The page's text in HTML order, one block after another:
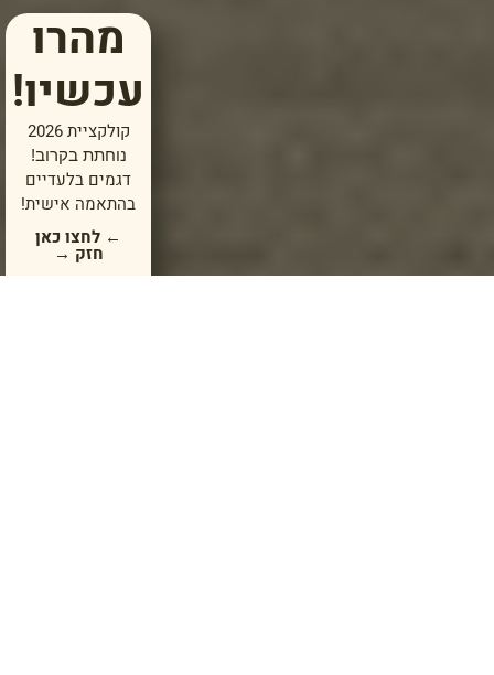
מהרו
עכשיו!
קולקציית 2026
נוחתת בקרוב!
דגמים בלעדיים
בהתאמה אישית!
← לחצו כאן
חזק →